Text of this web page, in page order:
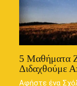
5 Μαθήματα
Διδαχθούμε
Αφήστε ένα